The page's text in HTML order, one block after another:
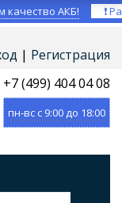
качество АКБ! ❗
| Регистрация
+7 (499) 404 04 08
пн-вс с 9:00 до 18:00